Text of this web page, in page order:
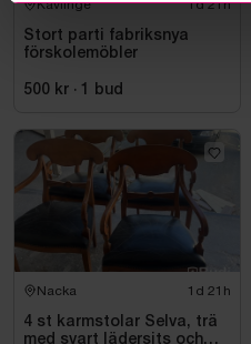
Kävlinge 1d 21h
Stort parti fabriksnya
förskolemöbler
500 kr · bud
Nacka 1d 21h
4 st karmstolar Selva, trä
med svart lädersits och